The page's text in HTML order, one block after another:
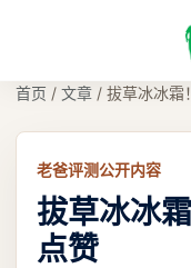
首页 / 文章 / 拔草冰冰霜
老爸评测公开内容
拔草冰冰
点赞